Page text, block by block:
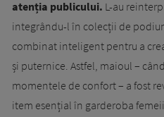
atenția publicului. L-au
integrându-l în colecții de
combinat inteligent pentru a
și puternice. Astfel, maioul –
momentele de confort – a fost
item esențial în garderoba